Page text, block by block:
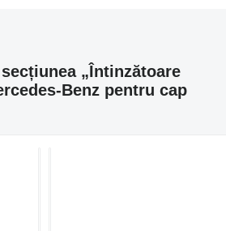
„Întinzătoare
Benz pentru cap